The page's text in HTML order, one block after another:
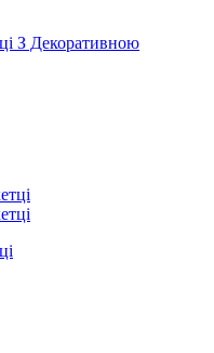
З Декоративною